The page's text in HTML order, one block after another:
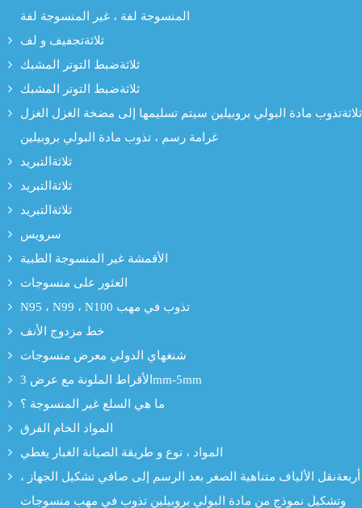
المنسوجة لفة ، غير المنسوجة لفة
ثلاثةتجفيف و لف
ثلاثةضبط التوتر المشبك
ثلاثةضبط التوتر المشبك
ثلاثةتذوب مادة البولي بروبيلين سيتم تسليمها إلى مضخة الغزل الغزل
غرامة رسم ، تذوب مادة البولي بروبيلين
ثلاثةالتبريد
ثلاثةالتبريد
ثلاثةالتبريد
سرویس
الأقمشة غير المنسوجة الطبية
العثور على منسوجات
N95 ، N99 ، N100 تذوب في مهب
خط مزدوج الأنف
شنغهاي الدولي معرض منسوجات
الأقراط الملونة مع عرض 3mm-5mm
ما هي السلع غير المنسوجة ؟
المواد الخام الفرق
المواد ، نوع و طريقة الصيانة الغبار يغطي
أربعةنقل الألياف متناهية الصغر بعد الرسم إلى صافي تشكيل الجهاز ،
وتشكيل نموذج من مادة البولي بروبيلين تذوب في مهب منسوجات